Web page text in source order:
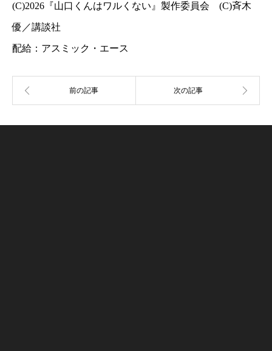
(C)2026『山口くんはワルくない』製作委員会 (C)斉木
優／講談社
配給：アスミック・エース